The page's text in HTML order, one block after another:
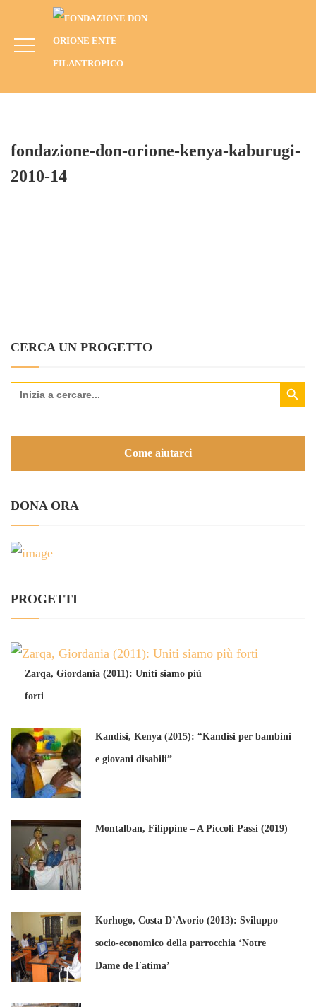
Fondazione-Don-Orione-Kenya-
Kaburugi-2010-14
KABURUGI, KENYA (2010): PROGETTO LIBERA-MENTE
fondazione-don-orione-kenya-kaburugi-
2010-14
CERCA UN PROGETTO
Search
for:
Search Button
Come aiutarci
DONA ORA
PROGETTI
Zarqa, Giordania (2011): Uniti siamo più
forti
Kandisi, Kenya (2015): “Kandisi per bambini
e giovani disabili”
Montalban, Filippine – A Piccoli Passi (2019)
Korhogo, Costa D’Avorio (2013): Sviluppo
socio-economico della parrocchia ‘Notre
Dame de Fatima’